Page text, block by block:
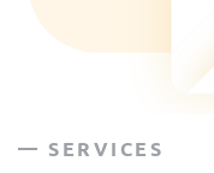
SERVICES